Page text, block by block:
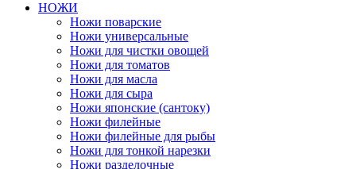
НОЖИ
Ножи поварские
Ножи универсальные
Ножи для чистки овощей
Ножи для томатов
Ножи для масла
Ножи для сыра
Ножи японские (сантоку)
Ножи филейные
Ножи филейные для рыбы
Ножи для тонкой нарезки
Ножи разделочные